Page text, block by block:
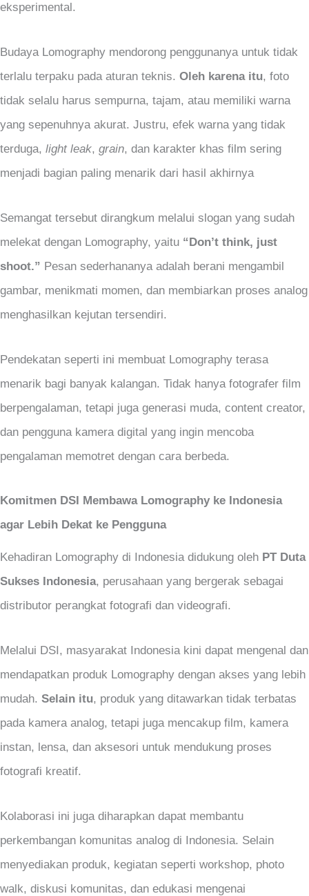
eksperimental.
Budaya Lomography mendorong penggunanya untuk tidak
terlalu terpaku pada aturan teknis. Oleh karena itu, foto
tidak selalu harus sempurna, tajam, atau memiliki warna
yang sepenuhnya akurat. Justru, efek warna yang tidak
terduga, light leak, grain, dan karakter khas film sering
menjadi bagian paling menarik dari hasil akhirnya
Semangat tersebut dirangkum melalui slogan yang sudah
melekat dengan Lomography, yaitu “Don’t think, just
shoot.” Pesan sederhananya adalah berani mengambil
gambar, menikmati momen, dan membiarkan proses analog
menghasilkan kejutan tersendiri.
Pendekatan seperti ini membuat Lomography terasa
menarik bagi banyak kalangan. Tidak hanya fotografer film
berpengalaman, tetapi juga generasi muda, content creator,
dan pengguna kamera digital yang ingin mencoba
pengalaman memotret dengan cara berbeda.
Komitmen DSI Membawa Lomography ke Indonesia
agar Lebih Dekat ke Pengguna
Kehadiran Lomography di Indonesia didukung oleh PT Duta
Sukses Indonesia, perusahaan yang bergerak sebagai
distributor perangkat fotografi dan videografi.
Melalui DSI, masyarakat Indonesia kini dapat mengenal dan
mendapatkan produk Lomography dengan akses yang lebih
mudah. Selain itu, produk yang ditawarkan tidak terbatas
pada kamera analog, tetapi juga mencakup film, kamera
instan, lensa, dan aksesori untuk mendukung proses
fotografi kreatif.
Kolaborasi ini juga diharapkan dapat membantu
perkembangan komunitas analog di Indonesia. Selain
menyediakan produk, kegiatan seperti workshop, photo
walk, diskusi komunitas, dan edukasi mengenai